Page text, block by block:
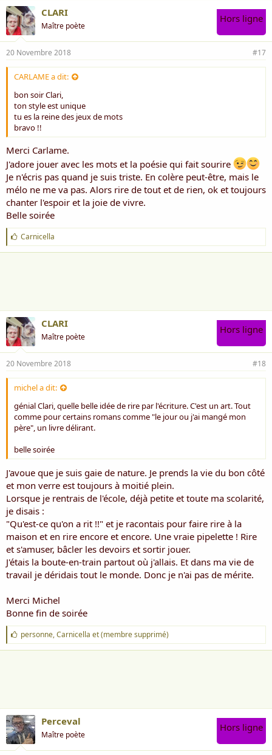
CLARI
Maître poète
Hors ligne
20 Novembre 2018 #17
CARLAME a dit:
bon soir Clari,
ton style est unique
tu es la reine des jeux de mots
bravo !!
Merci Carlame.
J'adore jouer avec les mots et la poésie qui fait sourire
Je n'écris pas quand je suis triste. En colère peut-être, mais le
mélo ne me va pas. Alors rire de tout et de rien, ok et toujours
chanter l'espoir et la joie de vivre.
Belle soirée
J
'
a
Carnicella
CLARI
Maître poète
Hors ligne
20 Novembre 2018 #18
michel a dit:
génial Clari, quelle belle idée de rire par l'écriture. C'est un art. Tout
comme pour certains romans comme "le jour ou j'ai mangé mon
père", un livre délirant.
belle soirée
J'avoue que je suis gaie de nature. Je prends la vie du bon côté
et mon verre est toujours à moitié plein.
Lorsque je rentrais de l'école, déjà petite et toute ma scolarité,
je disais :
"Qu'est-ce qu'on a rit !!" et je racontais pour faire rire à la
maison et en rire encore et encore. Une vraie pipelette ! Rire
et s'amuser, bâcler les devoirs et sortir jouer.
J'étais la boute-en-train partout où j'allais. Et dans ma vie de
travail je déridais tout le monde. Donc je n'ai pas de mérite.
Merci Michel
Bonne fin de soirée
J
'
a
personne,Carnicella et(membre supprimé)
Perceval
Maître poète
Hors ligne